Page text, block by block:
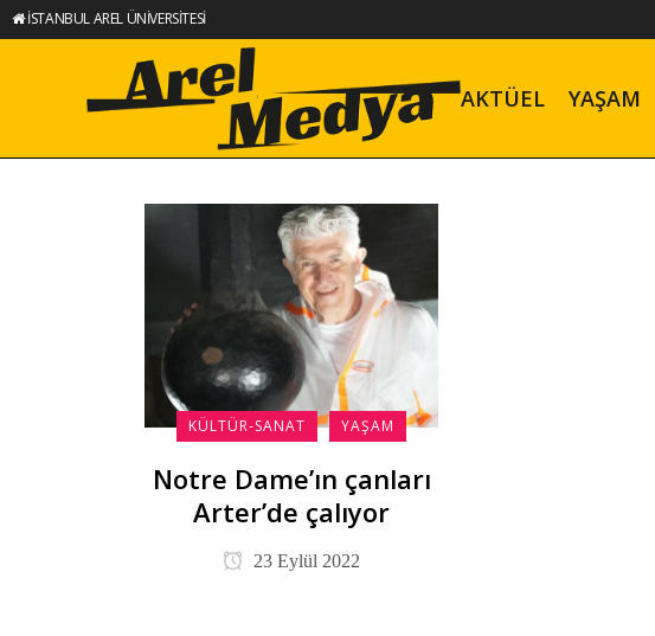
İSTANBUL AREL ÜNİVERSİTESİ
AKTÜEL YAŞAM
KÜLTÜR-SANAT YAŞAM
Notre Dame’ın çanları
Arter’de çalıyor
23 Eylül 2022